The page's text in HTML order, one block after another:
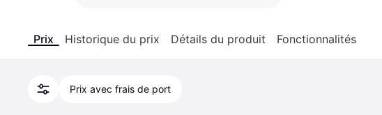
Prix Historique du prix Détails du produit Fonctionnalités
Prix avec frais de port